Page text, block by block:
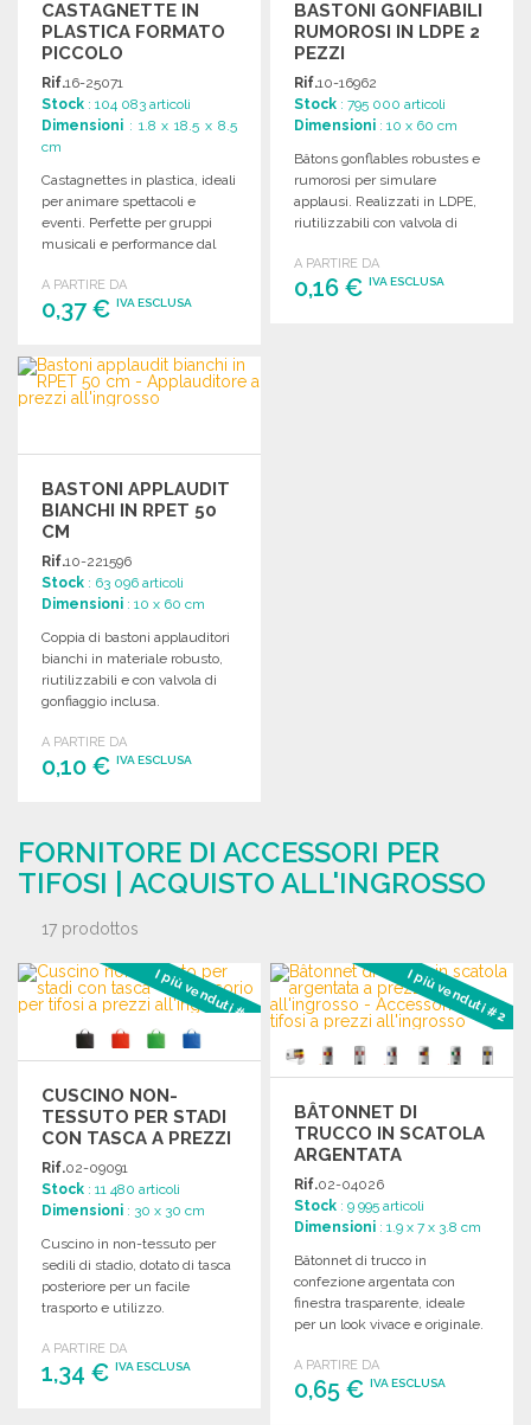
CASTAGNETTE IN
PLASTICA FORMATO
PICCOLO
Rif.16-25071
Stock : 104 083 articoli
Dimensioni : 1.8 x 18.5 x 8.5
cm
Castagnettes in plastica, ideali
per animare spettacoli e
eventi. Perfette per gruppi
musicali e performance dal
A PARTIRE DA
0,37 € IVA ESCLUSA
ORDINARE
Richiedi un preventivo
BASTONI GONFIABILI
RUMOROSI IN LDPE 2
PEZZI
Rif.10-16962
Stock : 795 000 articoli
Dimensioni : 10 x 60 cm
Bâtons gonflables robustes e
rumorosi per simulare
applausi. Realizzati in LDPE,
riutilizzabili con valvola di
A PARTIRE DA
0,16 €IVA ESCLUSA
BASTONI APPLAUDIT
BIANCHI IN RPET 50
CM
Rif.10-221596
Stock : 63 096 articoli
Dimensioni : 10 x 60 cm
Coppia di bastoni applauditori
bianchi in materiale robusto,
riutilizzabili e con valvola di
gonfiaggio inclusa.
A PARTIRE DA
0,10 € IVA ESCLUSA
Richiedi un preventivo
FORNITORE DI ACCESSORI PER
TIFOSI | ACQUISTO ALL'INGROSSO
17 prodottos
I più venduti #1
CUSCINO NON-
TESSUTO PER STADI
CON TASCA A PREZZI
ALL'INGROSSO
Rif.02-09091
Stock : 11 480 articoli
Dimensioni : 30 x 30 cm
Cuscino in non-tessuto per
sedili di stadio, dotato di tasca
posteriore per un facile
trasporto e utilizzo.
A PARTIRE DA
1,34 € IVA ESCLUSA
I più venduti #2
BÂTONNET DI
TRUCCO IN SCATOLA
ARGENTATA
Rif.02-04026
Stock : 9 995 articoli
Dimensioni : 1.9 x 7 x 3.8 cm
Bâtonnet di trucco in
confezione argentata con
finestra trasparente, ideale
per un look vivace e originale.
A PARTIRE DA
0,65 €IVA ESCLUSA